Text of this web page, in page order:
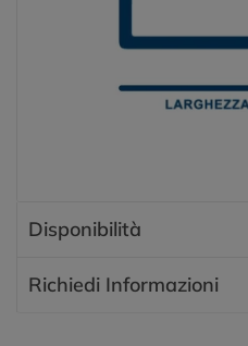
Disponibilità
Richiedi Informazioni